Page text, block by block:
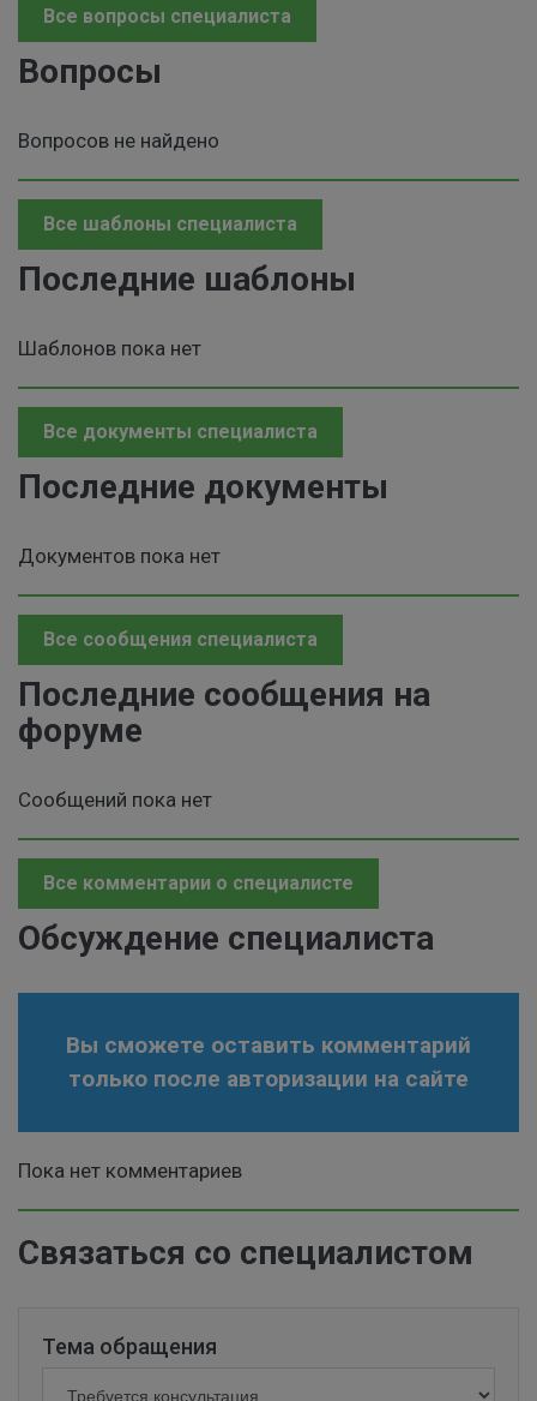
Все вопросы специалиста
Вопросы
Вопросов не найдено
Все шаблоны специалиста
Последние шаблоны
Шаблонов пока нет
Все документы специалиста
Последние документы
Документов пока нет
Все сообщения специалиста
Последние сообщения на
форуме
Сообщений пока нет
Все комментарии о специалисте
Обсуждение специалиста
Вы сможете оставить комментарий
только после авторизации на сайте
Пока нет комментариев
Связаться со специалистом
Тема обращения